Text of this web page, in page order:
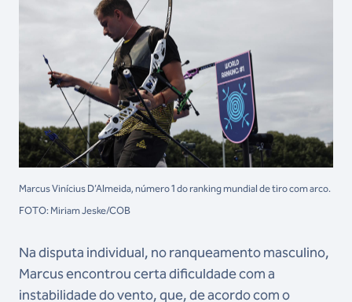
Marcus Vinícius D’Almeida, número 1 do ranking mundial de tiro com arco.
FOTO: Miriam Jeske/COB
Na disputa individual, no ranqueamento masculino,
Marcus encontrou certa dificuldade com a
instabilidade do vento, que, de acordo com o